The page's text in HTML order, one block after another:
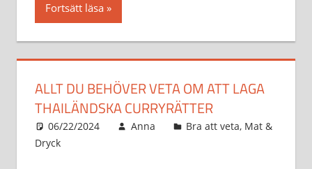
Fortsätt läsa
ALLT DU BEHÖVER VETA OM ATT LAGA
THAILÄNDSKA CURRYRÄTTER
06/22/2024 Anna Bra att veta, Mat &
Dryck